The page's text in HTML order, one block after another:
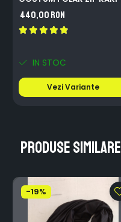
440,00 RON
IN STOC
Vezi Variante
Produse similare
-19%